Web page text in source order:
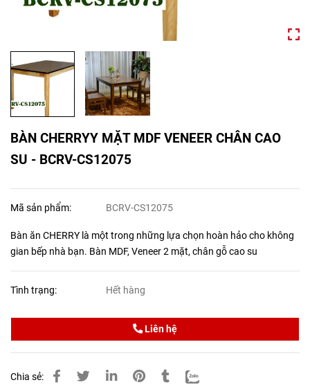
BÀN CHERRYY MẶT MDF VENEER CHÂN CAO
SU - BCRV-CS12075
Mã sản phẩm: BCRV-CS12075
Bàn ăn CHERRY là một trong những lựa chọn hoàn hảo cho không
gian bếp nhà bạn. Bàn MDF, Veneer 2 mặt, chân gỗ cao su
Tình trạng: Hết hàng
Liên hệ
Chia sẻ: